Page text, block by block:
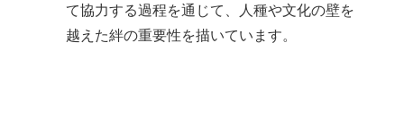
て協力する過程を通じて、人種や文化の壁を
越えた絆の重要性を描いています。